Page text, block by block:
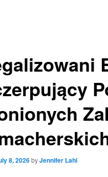
8, 2026byJennifer Lahl